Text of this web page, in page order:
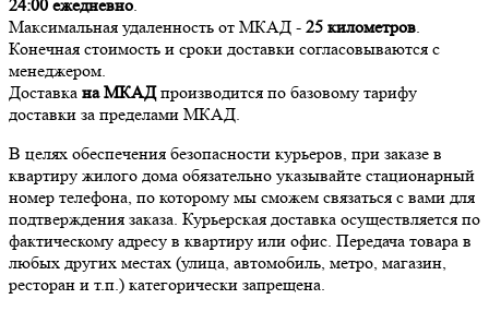
24:00 ежедневно.
Максимальная удаленность от МКАД - 25 километров.
Конечная стоимость и сроки доставки согласовываются с
менеджером.
Доставка на МКАДпроизводится по базовому тарифу
доставки за пределами МКАД.
В целях обеспечения безопасности курьеров, при заказе в
квартиру жилого дома обязательно указывайте стационарный
номер телефона, по которому мы сможем связаться с вами для
подтверждения заказа. Курьерская доставка осуществляется по
фактическому адресу в квартиру или офис. Передача товара в
любых других местах (улица, автомобиль, метро, магазин,
ресторан и т.п.) категорически запрещена.